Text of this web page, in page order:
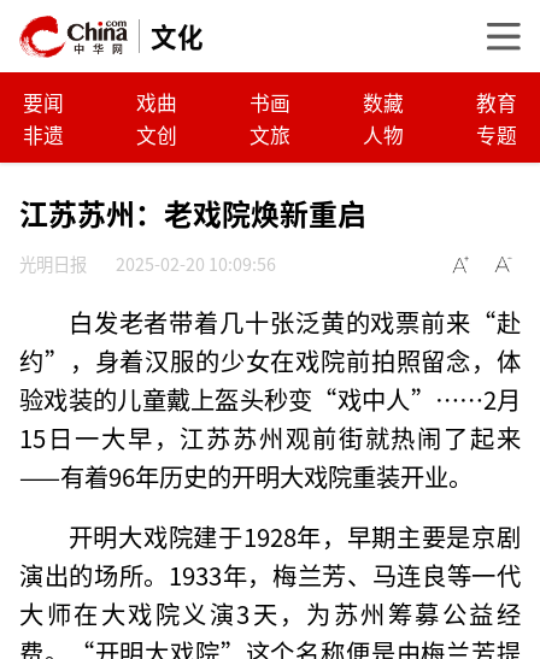
文化
要闻 戏曲 书画 数藏
教育
非遗
文创 文旅 人物 专题
江苏苏州：老戏院焕新重启
光明日报 2025-02-20 10:09:56
白发老者带着几十张泛黄的戏票前来“赴
约”，身着汉服的少女在戏院前拍照留念，体
验戏装的儿童戴上盔头秒变“戏中人”……2月
15日一大早，江苏苏州观前街就热闹了起来
——有着96年历史的开明大戏院重装开业。
开明大戏院建于1928年，早期主要是京剧
演出的场所。1933年，梅兰芳、马连良等一代
大师在大戏院义演3天，为苏州筹募公益经
费。“开明大戏院”这个名称便是由梅兰芳提